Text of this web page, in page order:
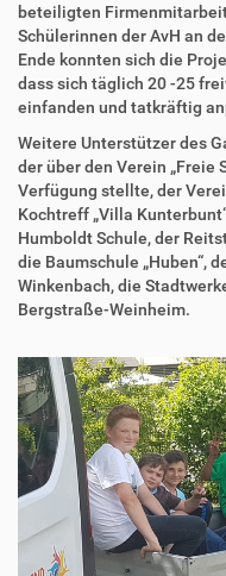
beteiligten
Schülerinnen der AvH an
Ende konnten sich die
dass sich täglich 20 -25
einfanden und tatkräftig
Weitere Unterstützer des
der über den Verein „Freie
Verfügung stellte, der
Kochtreff „Villa
Humboldt Schule, der
die Baumschule „Huben“,
Winkenbach, die
Bergstraße-Weinheim.